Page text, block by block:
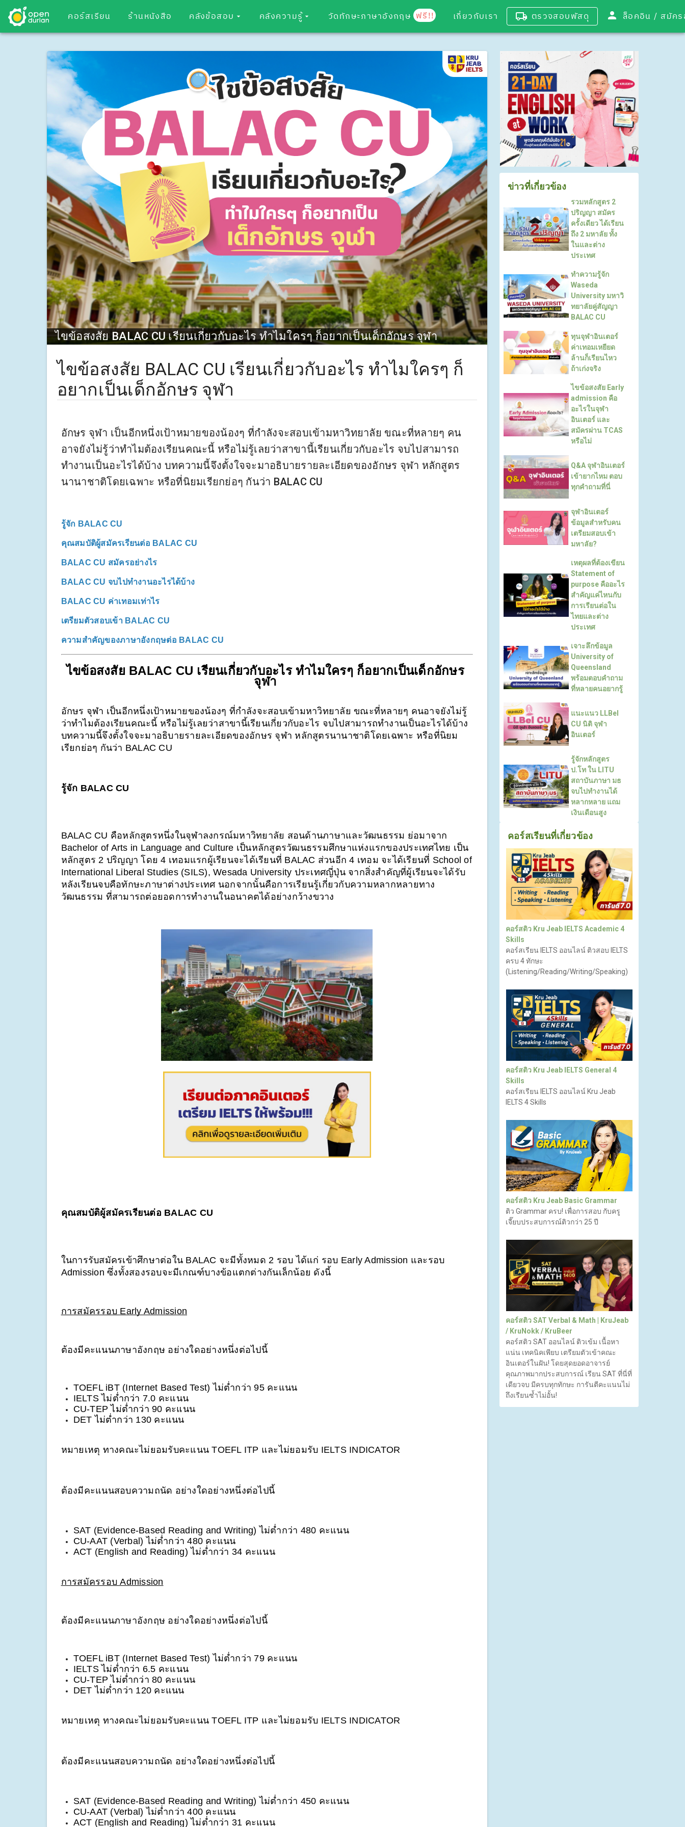
คอร์สเรียน ร้านหนังสือ คลังข้อสอบ คลังความรู้ วัดทักษะภาษาอังกฤษ ฟรี!! เกี่ยวกับเรา ตรวจสอบพัสดุ ล็อคอิน /
ไขข้อสงสัย BALAC CU เรียนเกี่ยวกับอะไร ทำไมใครๆ ก็อยากเป็นเด็กอักษร จุฬา
ไขข้อสงสัย BALAC CU เรียนเกี่ยวกับอะไร ทำไมใครๆ ก็
อยากเป็นเด็กอักษร จุฬา
อักษร จุฬา เป็นอีกหนึ่งเป้าหมายของน้องๆ ที่กำลังจะสอบเข้ามหาวิทยาลัย ขณะที่หลายๆ คน
อาจยังไม่รู้ว่าทำไมต้องเรียนคณะนี้ หรือไม่รู้เลยว่าสาขานี้เรียนเกี่ยวกับอะไร จบไปสามารถ
ทำงานเป็นอะไรได้บ้าง บทความนี้จึงตั้งใจจะมาอธิบายรายละเอียดของอักษร จุฬา หลักสูตร
นานาชาติโดยเฉพาะ หรือที่นิยมเรียกย่อๆ กันว่า BALAC CU
รู้จัก BALAC CU
คุณสมบัติผู้สมัครเรียนต่อ BALAC CU
BALAC CU สมัครอย่างไร
BALAC CU จบไปทำงานอะไรได้บ้าง
BALAC CU ค่าเทอมเท่าไร
เตรียมตัวสอบเข้า BALAC CU
ความสำคัญของภาษาอังกฤษต่อ BALAC CU
ไขข้อสงสัย BALAC CU เรียนเกี่ยวกับอะไร ทำไมใครๆ ก็อยากเป็นเด็กอักษร
จุฬา
อักษร จุฬา เป็นอีกหนึ่งเป้าหมายของน้องๆ ที่กำลังจะสอบเข้ามหาวิทยาลัย ขณะที่หลายๆ คนอาจยังไม่รู้
ว่าทำไมต้องเรียนคณะนี้ หรือไม่รู้เลยว่าสาขานี้เรียนเกี่ยวกับอะไร จบไปสามารถทำงานเป็นอะไรได้บ้าง
บทความนี้จึงตั้งใจจะมาอธิบายรายละเอียดของอักษร จุฬา หลักสูตรนานาชาติโดยเฉพาะ หรือที่นิยม
เรียกย่อๆ กันว่า BALAC CU
รู้จัก BALAC CU
BALAC CU คือหลักสูตรหนึ่งในจุฬาลงกรณ์มหาวิทยาลัย สอนด้านภาษาและวัฒนธรรม ย่อมาจาก
Bachelor of Arts in Language and Culture เป็นหลักสูตรวัฒนธรรมศึกษาแห่งแรกของประเทศไทย เป็น
หลักสูตร 2 ปริญญา โดย 4 เทอมแรกผู้เรียนจะได้เรียนที่ BALAC ส่วนอีก 4 เทอม จะได้เรียนที่ School of
International Liberal Studies (SILS), Wesada University ประเทศญี่ปุ่น จากสิ่งสำคัญที่ผู้เรียนจะได้รับ
หลังเรียนจบคือทักษะภาษาต่างประเทศ นอกจากนั้นคือการเรียนรู้เกี่ยวกับความหลากหลายทาง
วัฒนธรรม ที่สามารถต่อยอดการทำงานในอนาคตได้อย่างกว้างขวาง
คุณสมบัติผู้สมัครเรียนต่อ BALAC CU
ในการรับสมัครเข้าศึกษาต่อใน BALAC จะมีทั้งหมด 2 รอบ ได้แก่ รอบ Early Admission และรอบ
Admission ซึ่งทั้งสองรอบจะมีเกณฑ์บางข้อแตกต่างกันเล็กน้อย ดังนี้
การสมัครรอบ Early Admission
ต้องมีคะแนนภาษาอังกฤษ อย่างใดอย่างหนึ่งต่อไปนี้
TOEFL iBT (Internet Based Test) ไม่ต่ำกว่า 95 คะแนน
IELTS ไม่ต่ำกว่า 7.0 คะแนน
CU-TEP ไม่ต่ำกว่า 90 คะแนน
DET ไม่ต่ำกว่า 130 คะแนน
หมายเหตุ ทางคณะไม่ยอมรับคะแนน TOEFL ITP และไม่ยอมรับ IELTS INDICATOR
ต้องมีคะแนนสอบความถนัด อย่างใดอย่างหนึ่งต่อไปนี้
SAT (Evidence-Based Reading and Writing) ไม่ต่ำกว่า 480 คะแนน
CU-AAT (Verbal) ไม่ต่ำกว่า 480 คะแนน
ACT (English and Reading) ไม่ต่ำกว่า 34 คะแนน
การสมัครรอบ Admission
ต้องมีคะแนนภาษาอังกฤษ อย่างใดอย่างหนึ่งต่อไปนี้
TOEFL iBT (Internet Based Test) ไม่ต่ำกว่า 79 คะแนน
IELTS ไม่ต่ำกว่า 6.5 คะแนน
CU-TEP ไม่ต่ำกว่า 80 คะแนน
DET ไม่ต่ำกว่า 120 คะแนน
หมายเหตุ ทางคณะไม่ยอมรับคะแนน TOEFL ITP และไม่ยอมรับ IELTS INDICATOR
ต้องมีคะแนนสอบความถนัด อย่างใดอย่างหนึ่งต่อไปนี้
SAT (Evidence-Based Reading and Writing) ไม่ต่ำกว่า 450 คะแนน
CU-AAT (Verbal) ไม่ต่ำกว่า 400 คะแนน
ACT (English and Reading) ไม่ต่ำกว่า 31 คะแนน
ข่าวที่เกี่ยวข้อง
รวมหลักสูตร 2
ปริญญา สมัคร
ครั้งเดียว ได้เรียน
ถึง 2 มหาลัย ทั้ง
ในและต่าง
ประเทศ
ทำความรู้จัก
Waseda
University มหาวิ
ทยาลัยคู่สัญญา
BALAC CU
ทุนจุฬาอินเตอร์
ค่าเทอมเหยียด
ล้านก็เรียนไหว
ถ้าเก่งจริง
ไขข้อสงสัย Early
admission คือ
อะไรในจุฬา
อินเตอร์ และ
สมัครผ่าน TCAS
หรือไม่
Q&A จุฬาอินเตอร์
เข้ายากไหม ตอบ
ทุกคำถามที่นี่
จุฬาอินเตอร์
ข้อมูลสำหรับคน
เตรียมสอบเข้า
มหาลัย?
เหตุผลที่ต้องเขียน
Statement of
purpose คืออะไร
สำคัญแค่ไหนกับ
การเรียนต่อใน
ไทยและต่าง
ประเทศ
เจาะลึกข้อมูล
University of
Queensland
พร้อมตอบคำถาม
ที่หลายคนอยากรู้
แนะแนว LLBel
CU นิติ จุฬา
อินเตอร์
รู้จักหลักสูตร
ป.โท ใน LITU
สถาบันภาษา มธ
จบไปทำงานได้
หลากหลาย แถม
เงินเดือนสูง
คอร์สเรียนที่เกี่ยวข้อง
คอร์สติว Kru Jeab IELTS Academic 4
Skills
คอร์สเรียน IELTS ออนไลน์ ติวสอบ IELTS
ครบ 4 ทักษะ
(Listening/Reading/Writing/Speaking)
คอร์สติว Kru Jeab IELTS General 4
Skills
คอร์สเรียน IELTS ออนไลน์ Kru Jeab
IELTS 4 Skills
คอร์สติว Kru Jeab Basic Grammar
ติว Grammar ครบ! เพื่อการสอบ กับครู
เจี๊ยบประสบการณ์ติวกว่า 25 ปี
คอร์สติว SAT Verbal & Math | KruJeab
/ KruNokk / KruBeer
คอร์สติว SAT ออนไลน์ ติวเข้ม เนื้อหา
แน่น เทคนิคเพียบ เตรียมตัวเข้าคณะ
อินเตอร์ในฝัน! โดยสุดยอดอาจารย์
คุณภาพมากประสบการณ์ เรียน SAT ที่นี่ที่
เดียวจบ มีครบทุกทักษะ การันตีคะแนนไม่
ถึงเรียนซ้ำไม่อั้น!